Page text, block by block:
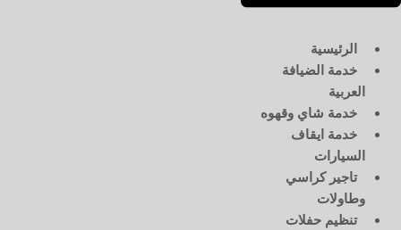
الرئيسية
خدمة الضيافة
العربية
خدمة شاي وقهوه
خدمة ايقاف
السيارات
تاجير كراسي
وطاولات
تنظيم حفلات